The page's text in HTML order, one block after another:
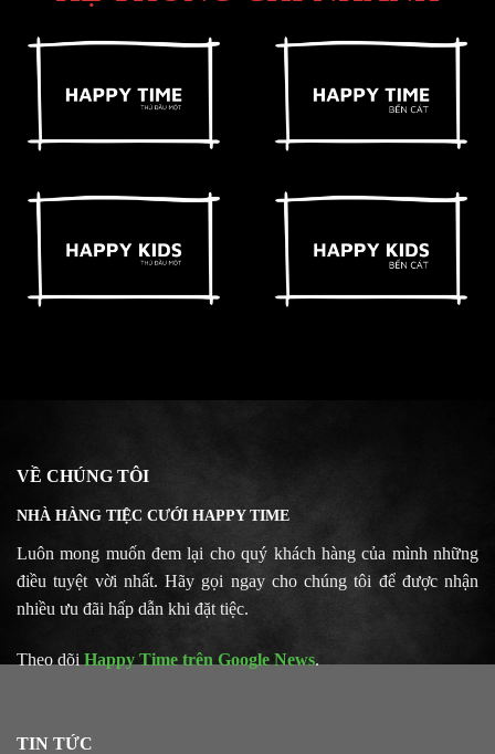
VỀ CHÚNG TÔI
NHÀ HÀNG TIỆC CƯỚI HAPPY TIME
Luôn mong muốn đem lại cho quý khách hàng của mình những
điều tuyệt vời nhất. Hãy gọi ngay cho chúng tôi để được nhận
nhiều ưu đãi hấp dẫn khi đặt tiệc.
Theo dõi Happy Time trên Google News.
TIN TỨC